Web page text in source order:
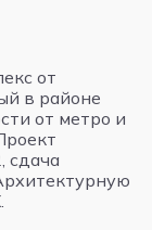
от
в районе
от метро и
сдача